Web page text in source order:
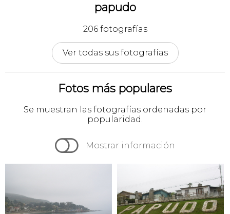
papudo
206 fotografías
Ver todas sus fotografías
Fotos más populares
Se muestran las fotografías ordenadas por
popularidad.
 Mostrar información